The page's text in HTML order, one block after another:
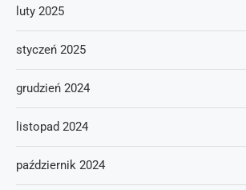
luty 2025
styczeń 2025
grudzień 2024
listopad 2024
październik 2024